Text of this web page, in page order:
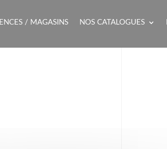
/ MAGASINS NOS CATALOGUES